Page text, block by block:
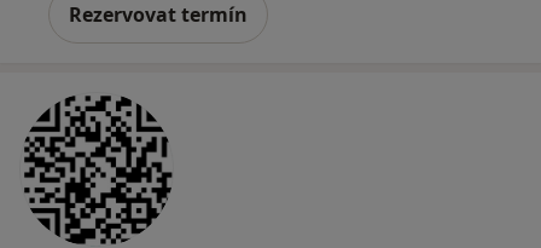
Rezervovat termín